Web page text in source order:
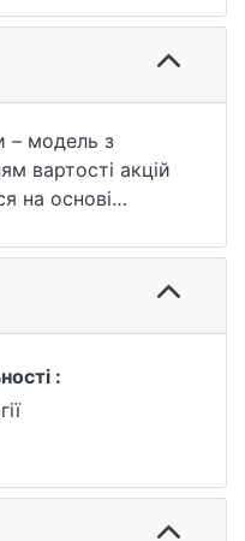
123456789/34
технології. Київ,
123456789/34
– модель з
вартості акцій
на основі
українським
за метою
фондах.
: